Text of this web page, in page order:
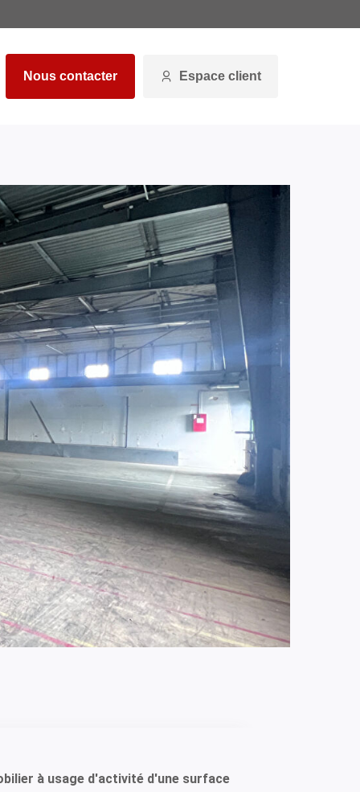
Nous contacter Espace client
à usage d'activité d'une surface